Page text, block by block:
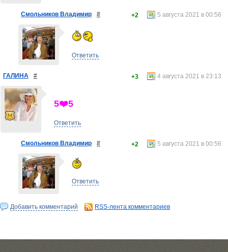
Смольников Владимир # 5 августа 2021 в 00:56
+2
Ответить
ГАЛИНА # 4 августа 2021 в 23:13
+3
5❤️5
Ответить
Смольников Владимир # 5 августа 2021 в 00:56
+2
Ответить
Добавить комментарий RSS-лента комментариев